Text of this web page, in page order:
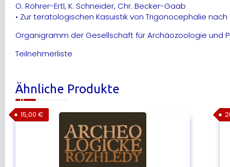
O. Röhrer-Ertl, K. Schneider, Chr. Becker-Gaab
• Zur teratologischen Kasuistik von Trigonocephalie
Organigramm der Gesellschaft für Archäozoologie und
Teilnehmerliste
Ähnliche Produkte
15,00 €